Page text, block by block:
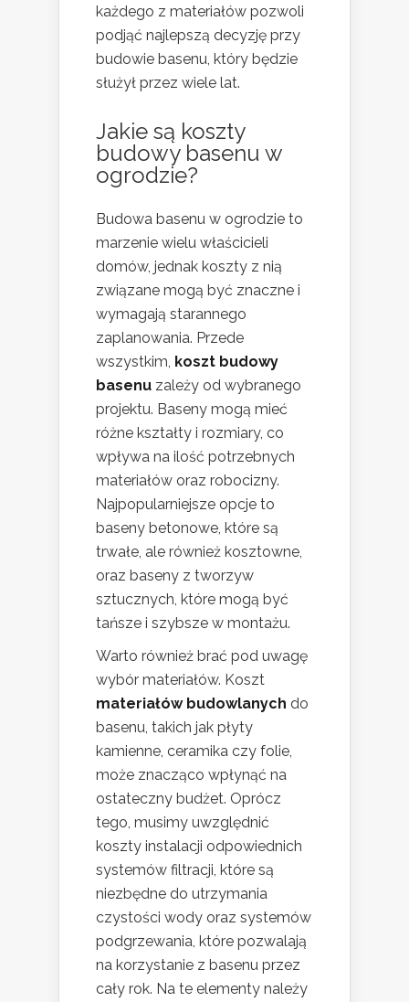
każdego z materiałów pozwoli
podjąć najlepszą decyzję przy
budowie basenu, który będzie
służył przez wiele lat.
Jakie są koszty
budowy basenu w
ogrodzie?
Budowa basenu w ogrodzie to
marzenie wielu właścicieli
domów, jednak koszty z nią
związane mogą być znaczne i
wymagają starannego
zaplanowania. Przede
wszystkim, koszt budowy
basenu zależy od wybranego
projektu. Baseny mogą mieć
różne kształty i rozmiary, co
wpływa na ilość potrzebnych
materiałów oraz robocizny.
Najpopularniejsze opcje to
baseny betonowe, które są
trwałe, ale również kosztowne,
oraz baseny z tworzyw
sztucznych, które mogą być
tańsze i szybsze w montażu.
Warto również brać pod uwagę
wybór materiałów. Koszt
materiałów budowlanych do
basenu, takich jak płyty
kamienne, ceramika czy folie,
może znacząco wpłynąć na
ostateczny budżet. Oprócz
tego, musimy uwzględnić
koszty instalacji odpowiednich
systemów filtracji, które są
niezbędne do utrzymania
czystości wody oraz systemów
podgrzewania, które pozwalają
na korzystanie z basenu przez
cały rok. Na te elementy należy